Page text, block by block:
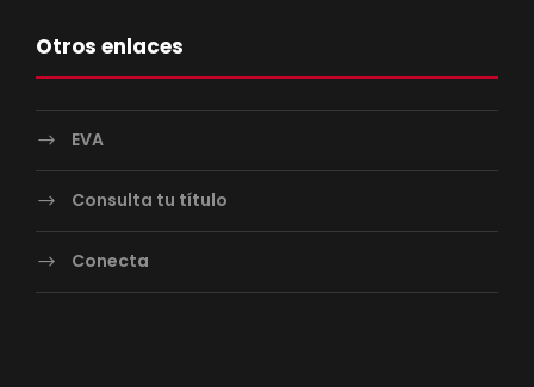
Otros enlaces
EVA
Consulta tu título
Conecta